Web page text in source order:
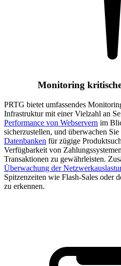
Monitoring
PRTG bietet umfassendes
Infrastruktur mit einer Vielzahl an
Performance von Webservern im
sicherzustellen, und überwachen Sie
Datenbanken für zügige
Verfügbarkeit von
Transaktionen zu gewährleisten.
Überwachung der
Spitzenzeiten wie Flash-Sales oder
zu erkennen.